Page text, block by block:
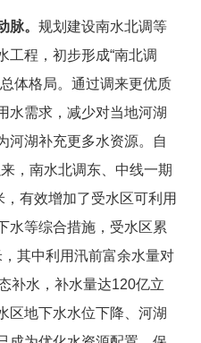
脉。规划建设南水北调等
工程，初步形成“南北调
体格局。通过调来更优质
水需求，减少对当地河湖
河湖补充更多水资源。自
，南水北调东、中线一期
有效增加了受水区可利用
水等综合措施，受水区累
其中利用汛前富余水量对
补水，补水量达120亿立
区地下水水位下降、河湖